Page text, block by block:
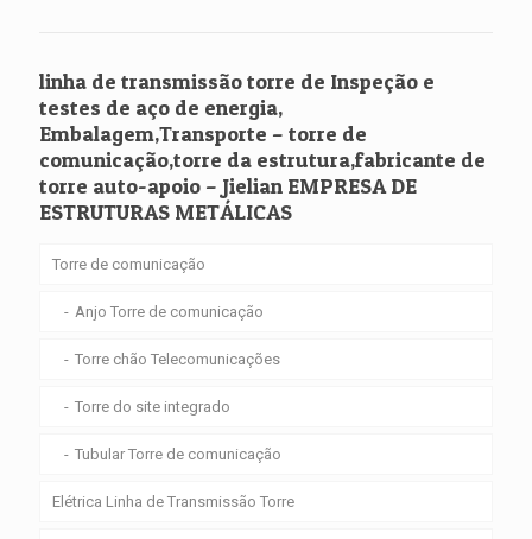
linha de transmissão torre de Inspeção e
testes de aço de energia,
Embalagem,Transporte – torre de
comunicação,torre da estrutura,fabricante de
torre auto-apoio – Jielian EMPRESA DE
ESTRUTURAS METÁLICAS
Torre de comunicação
Anjo Torre de comunicação
Torre chão Telecomunicações
Torre do site integrado
Tubular Torre de comunicação
Elétrica Linha de Transmissão Torre